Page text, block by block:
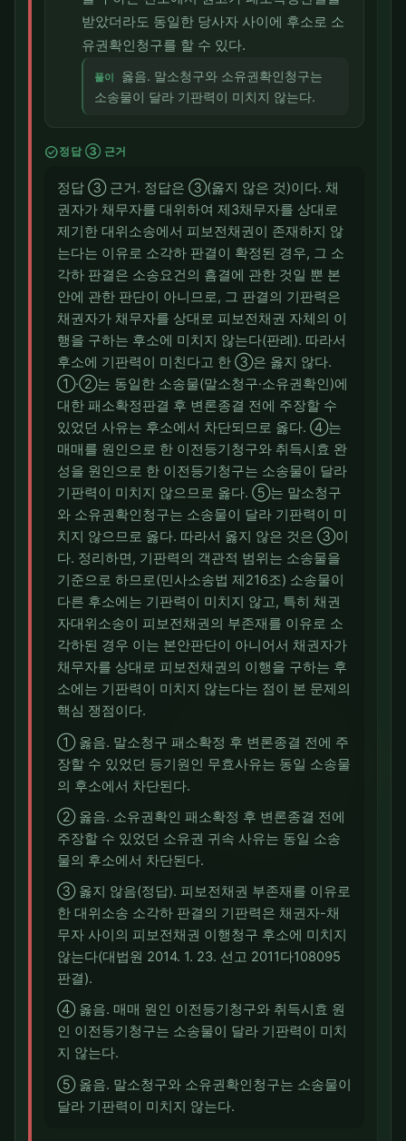
받았더라도 동일한 당사자 사이에 후소로 소
유권확인청구를 할 수 있다.
풀이
옳음. 말소청구와 소유권확인청구는
소송물이 달라 기판력이 미치지 않는다.
check_circle정답 ③ 근거
정답 ③ 근거. 정답은 ③(옳지 않은 것)이다. 채
권자가 채무자를 대위하여 제3채무자를 상대로
제기한 대위소송에서 피보전채권이 존재하지 않
는다는 이유로 소각하 판결이 확정된 경우, 그 소
각하 판결은 소송요건의 흠결에 관한 것일 뿐 본
안에 관한 판단이 아니므로, 그 판결의 기판력은
채권자가 채무자를 상대로 피보전채권 자체의 이
행을 구하는 후소에 미치지 않는다(판례). 따라서
후소에 기판력이 미친다고 한 ③은 옳지 않다.
①·②는 동일한 소송물(말소청구·소유권확인)에
대한 패소확정판결 후 변론종결 전에 주장할 수
있었던 사유는 후소에서 차단되므로 옳다. ④는
매매를 원인으로 한 이전등기청구와 취득시효 완
성을 원인으로 한 이전등기청구는 소송물이 달라
기판력이 미치지 않으므로 옳다. ⑤는 말소청구
와 소유권확인청구는 소송물이 달라 기판력이 미
치지 않으므로 옳다. 따라서 옳지 않은 것은 ③이
다. 정리하면, 기판력의 객관적 범위는 소송물을
기준으로 하므로(민사소송법 제216조) 소송물이
다른 후소에는 기판력이 미치지 않고, 특히 채권
자대위소송이 피보전채권의 부존재를 이유로 소
각하된 경우 이는 본안판단이 아니어서 채권자가
채무자를 상대로 피보전채권의 이행을 구하는 후
소에는 기판력이 미치지 않는다는 점이 본 문제의
핵심 쟁점이다.
① 옳음. 말소청구 패소확정 후 변론종결 전에 주
장할 수 있었던 등기원인 무효사유는 동일 소송물
의 후소에서 차단된다.
② 옳음. 소유권확인 패소확정 후 변론종결 전에
주장할 수 있었던 소유권 귀속 사유는 동일 소송
물의 후소에서 차단된다.
③ 옳지 않음(정답). 피보전채권 부존재를 이유로
한 대위소송 소각하 판결의 기판력은 채권자-채
무자 사이의 피보전채권 이행청구 후소에 미치지
않는다(대법원 2014. 1. 23. 선고 2011다108095
판결).
④ 옳음. 매매 원인 이전등기청구와 취득시효 원
인 이전등기청구는 소송물이 달라 기판력이 미치
지 않는다.
⑤ 옳음. 말소청구와 소유권확인청구는 소송물이
달라 기판력이 미치지 않는다.